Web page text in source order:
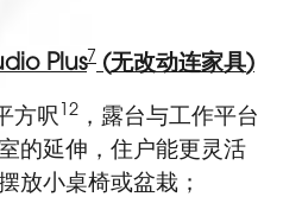
Plus7 (无改动连家具)
方呎 12 ，露台与工作平台
的延伸，住户能更灵活
放小桌椅或盆栽；